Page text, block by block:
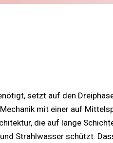
setzt auf den
mit einer auf
die auf lange
Strahlwasser schützt.